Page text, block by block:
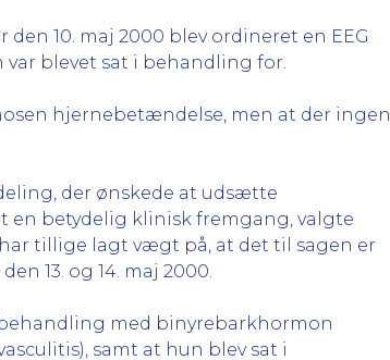
10. maj 2000 blev ordineret en EEG
blevet sat i behandling for.
hjernebetændelse, men at der ingen
der ønskede at udsætte
en betydelig klinisk fremgang, valgte
tillige lagt vægt på, at det til sagen er
13. og 14. maj 2000.
med binyrebarkhormon
samt at hun blev sat i